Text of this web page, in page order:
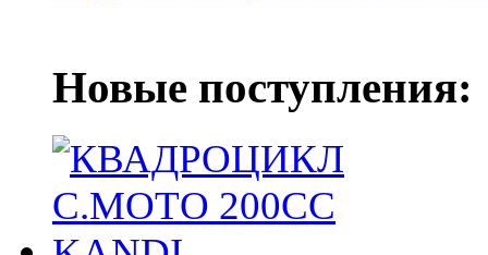
Новые поступления: